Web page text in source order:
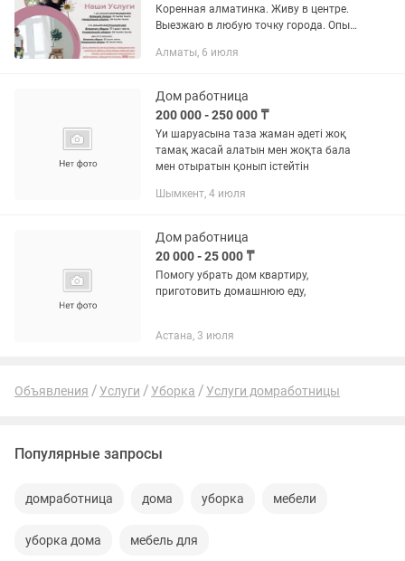
Коренная алматинка. Живу в центре.
Выезжаю в любую точку города. Опыт
выносливая. Работу выполняю
Алматы, 6 июля
Дом работница
200 000 - 250 000 ₸
Үи шаруасына таза жаман әдеті жоқ
тамақ жасай алатын мен жоқта бала
мен отыратын қонып істейтін
Шымкент, 4 июля
Дом работница
20 000 - 25 000 ₸
Помогу убрать дом квартиру,
приготовить домашнюю еду,
Астана, 3 июля
Объявления Услуги Уборка Услуги домработницы
Популярные запросы
домработница дома уборка мебели
уборка дома мебель для